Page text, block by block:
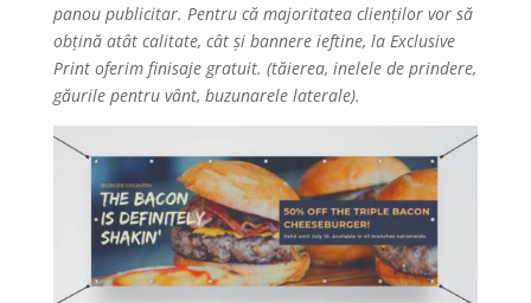
panou publicitar. Pentru că majoritatea clienților vor să
obțină atât calitate, cât și bannere ieftine, la Exclusive
Print oferim finisaje gratuit. (tăierea, inelele de prindere,
găurile pentru vânt, buzunarele laterale).